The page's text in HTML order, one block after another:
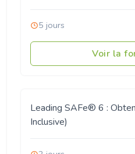
5 jours
Voir la
Leading SAFe® 6 :
Inclusive)